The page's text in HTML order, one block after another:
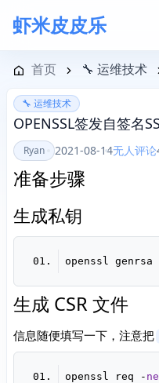
虾米皮皮乐
航菜单
首页 🔧 运维技术
🔧 运维技术
OPENSSL签发自签名
Ryan 2021-08-14无人评论
准备步骤
生成私钥
openssl genrsa
生成 CSR 文件
信息随便填写一下，注意把
openssl req -